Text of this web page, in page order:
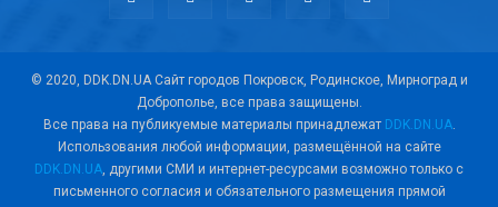
© 2020, DDK.DN.UA Сайт городов Покровск, Родинское, Мирноград и
Доброполье, все права защищены.
Все права на публикуемые материалы принадлежат DDK.DN.UA.
Использования любой информации, размещённой на сайте
DDK.DN.UA, другими СМИ и интернет-ресурсами возможно только с
письменного согласия и обязательного размещения прямой